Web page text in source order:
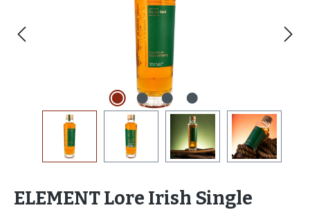
ELEMENT Lore Irish Single